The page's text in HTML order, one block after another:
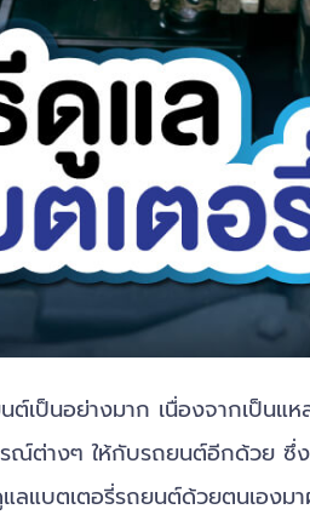
ป็นอย่างมาก เนื่องจากเป็นแห
ณ์ต่างๆ ให้กับรถยนต์อีกด้วย ซึ่
ลแบตเตอรี่รถยนต์ด้วยตนเองม